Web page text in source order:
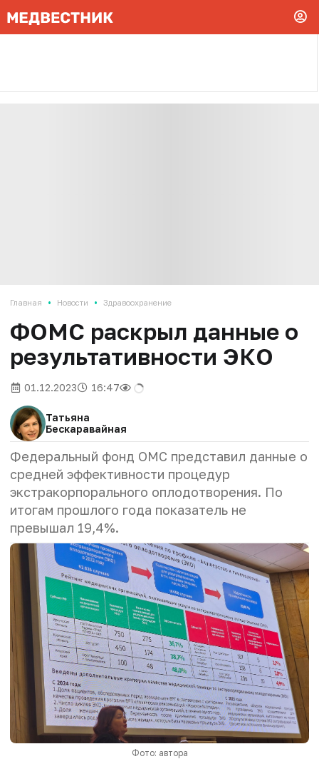
Главная • Новости • Здравоохранение
ФОМС раскрыл данные о
результативности ЭКО
01.12.2023 16:47
Татьяна
Бескаравайная
Федеральный фонд ОМС представил данные о
средней эффективности процедур
экстракорпорального оплодотворения. По
итогам прошлого года показатель не
превышал 19,4%.
Фото: автора